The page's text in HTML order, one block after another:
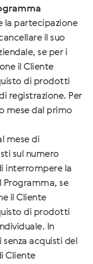
la partecipazione
il suo
se per i
il Cliente
di prodotti
registrazione. Per
mese dal primo
mese di
sul numero
interrompere la
se
il Cliente
di prodotti
In
acquisti del
Cliente